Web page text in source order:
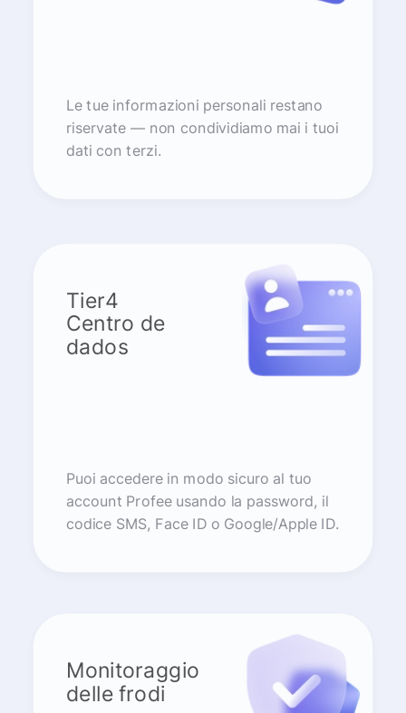
Le tue informazioni personali restano
riservate — non condividiamo mai i tuoi
dati con terzi.
Tier4
Centro de
dados
Puoi accedere in modo sicuro al tuo
account Profee usando la password, il
codice SMS, Face ID o Google/Apple ID.
Monitoraggio
delle frodi